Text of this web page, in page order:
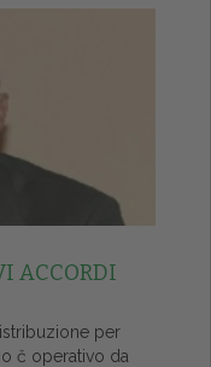
ACCORDI
per
č operativo da